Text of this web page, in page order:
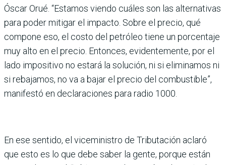
Óscar Orué. “Estamos viendo cuáles son las alternativas
para poder mitigar el impacto. Sobre el precio, qué
compone eso, el costo del petróleo tiene un porcentaje
muy alto en el precio. Entonces, evidente­mente, por el
lado impositivo no estará la solución, ni si eli­minamos ni
si rebajamos, no va a bajar el precio del com­bustible”,
manifestó en decla­raciones para radio 1000.
En ese sentido, el viceminis­tro de Tributación aclaró
que esto es lo que debe saber la gente, porque están